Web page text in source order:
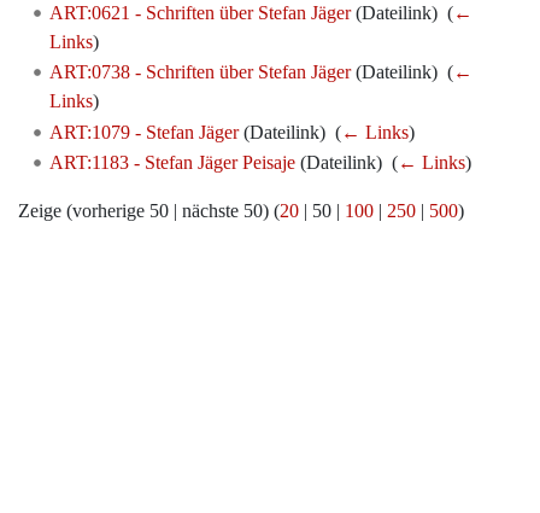
ART:0621 - Schriften über Stefan Jäger(Dateilink) ‎ (←
Links)
ART:0738 - Schriften über Stefan Jäger(Dateilink) ‎ (←
Links)
ART:1079 - Stefan Jäger(Dateilink) ‎ (← Links)
ART:1183 - Stefan Jäger Peisaje(Dateilink) ‎ (← Links)
Zeige (vorherige 50 nächste 50) (20 50 100 250 500)